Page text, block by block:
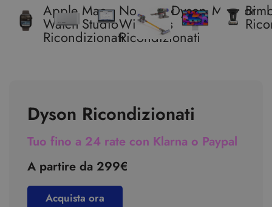
Apple
Watch
Ricondizionati
Mac
Studio
Notebook
Windows
Ricondizionati
Dyson Monitor
Dyson Ricondizionati
Tuo fino a 24 rate con Klarna o Paypal
A partire da 299€
Acquista ora